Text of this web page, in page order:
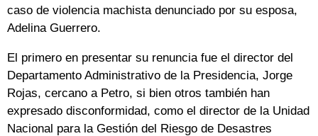
caso de violencia machista denunciado por su esposa,
Adelina Guerrero.
El primero en presentar su renuncia fue el director del
Departamento Administrativo de la Presidencia, Jorge
Rojas, cercano a Petro, si bien otros también han
expresado disconformidad, como el director de la Unidad
Nacional para la Gestión del Riesgo de Desastres